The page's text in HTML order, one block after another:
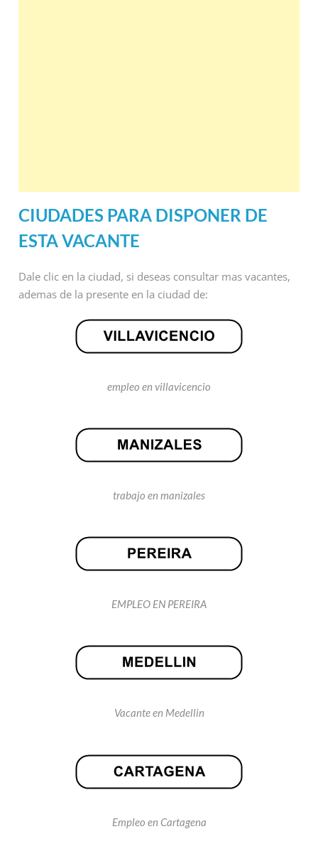
CIUDADES PARA DISPONER DE
ESTA VACANTE
Dale clic en la ciudad, si deseas consultar mas vacantes,
ademas de la presente en la ciudad de:
empleo en villavicencio
trabajo en manizales
EMPLEO EN PEREIRA
Vacante en Medellin
Empleo en Cartagena